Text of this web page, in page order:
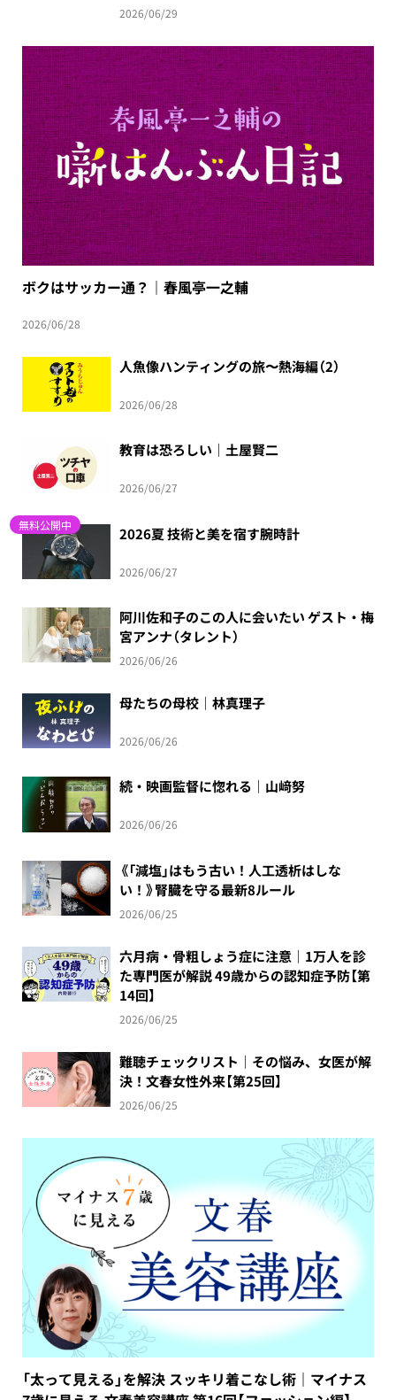
2026/06/29
ボクはサッカー通？｜春風亭一之輔
2026/06/28
人魚像ハンティングの旅〜熱海編（2）
2026/06/28
教育は恐ろしい｜土屋賢二
2026/06/27
無料公開中 2026夏 技術と美を宿す腕時計
2026/06/27
阿川佐和子のこの人に会いたい ゲスト・梅
宮アンナ（タレント）
2026/06/26
母たちの母校｜林真理子
2026/06/26
続・映画監督に惚れる｜山﨑努
2026/06/26
《「減塩」はもう古い！人工透析はしな
い！》腎臓を守る最新8ルール
2026/06/25
六月病・骨粗しょう症に注意｜1万人を診
た専門医が解説 49歳からの認知症予防【第
14回】
2026/06/25
難聴チェックリスト｜その悩み、女医が解
決！文春女性外来【第25回】
2026/06/25
「太って見える」を解決 スッキリ着こなし術｜マイナス